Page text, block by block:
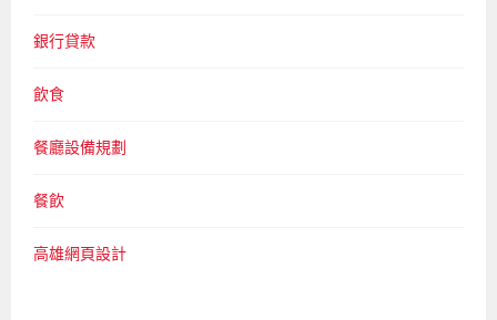
銀行貸款
飲食
餐廳設備規劃
餐飲
高雄網頁設計